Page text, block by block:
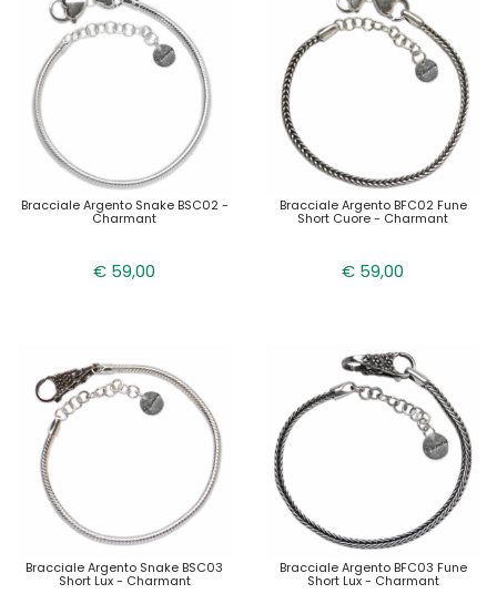
Bracciale Argento Snake BSC02 -
Charmant
€ 59,00
Bracciale Argento BFC02 Fune
Short Cuore - Charmant
€ 59,00
Bracciale Argento Snake BSC03
Short Lux - Charmant
Bracciale Argento BFC03 Fune
Short Lux - Charmant